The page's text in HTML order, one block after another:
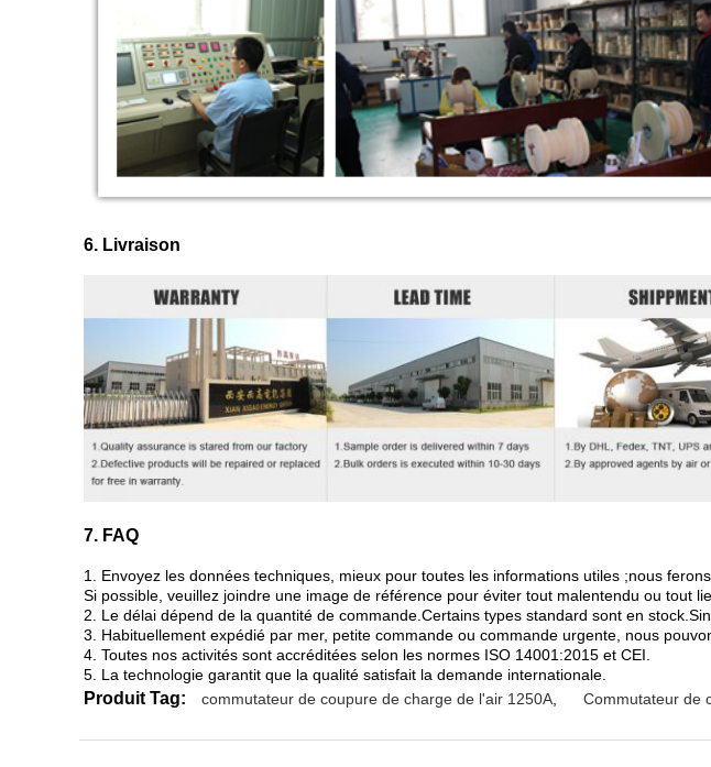
6. Livraison
7. FAQ
1. Envoyez les données techniques, mieux pour toutes les informations utiles ;nous
Si possible, veuillez joindre une image de référence pour éviter tout malentendu ou tout
2. Le délai dépend de la quantité de commande.Certains types standard sont en
3. Habituellement expédié par mer, petite commande ou commande urgente, nous
4. Toutes nos activités sont accréditées selon les normes ISO 14001:2015 et CEI.
5. La technologie garantit que la qualité satisfait la demande internationale.
Produit Tag: commutateur de coupure de charge de l'air 1250A Commutateur de